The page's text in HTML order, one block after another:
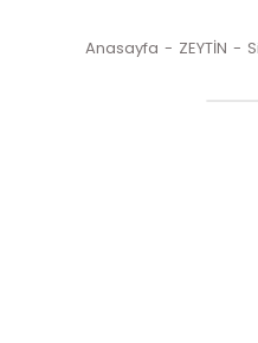
Anasayfa ZEYTİN